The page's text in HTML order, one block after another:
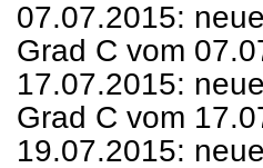
07.07.2015:
Grad C vom
17.07.2015:
Grad C vom
19.07.2015: